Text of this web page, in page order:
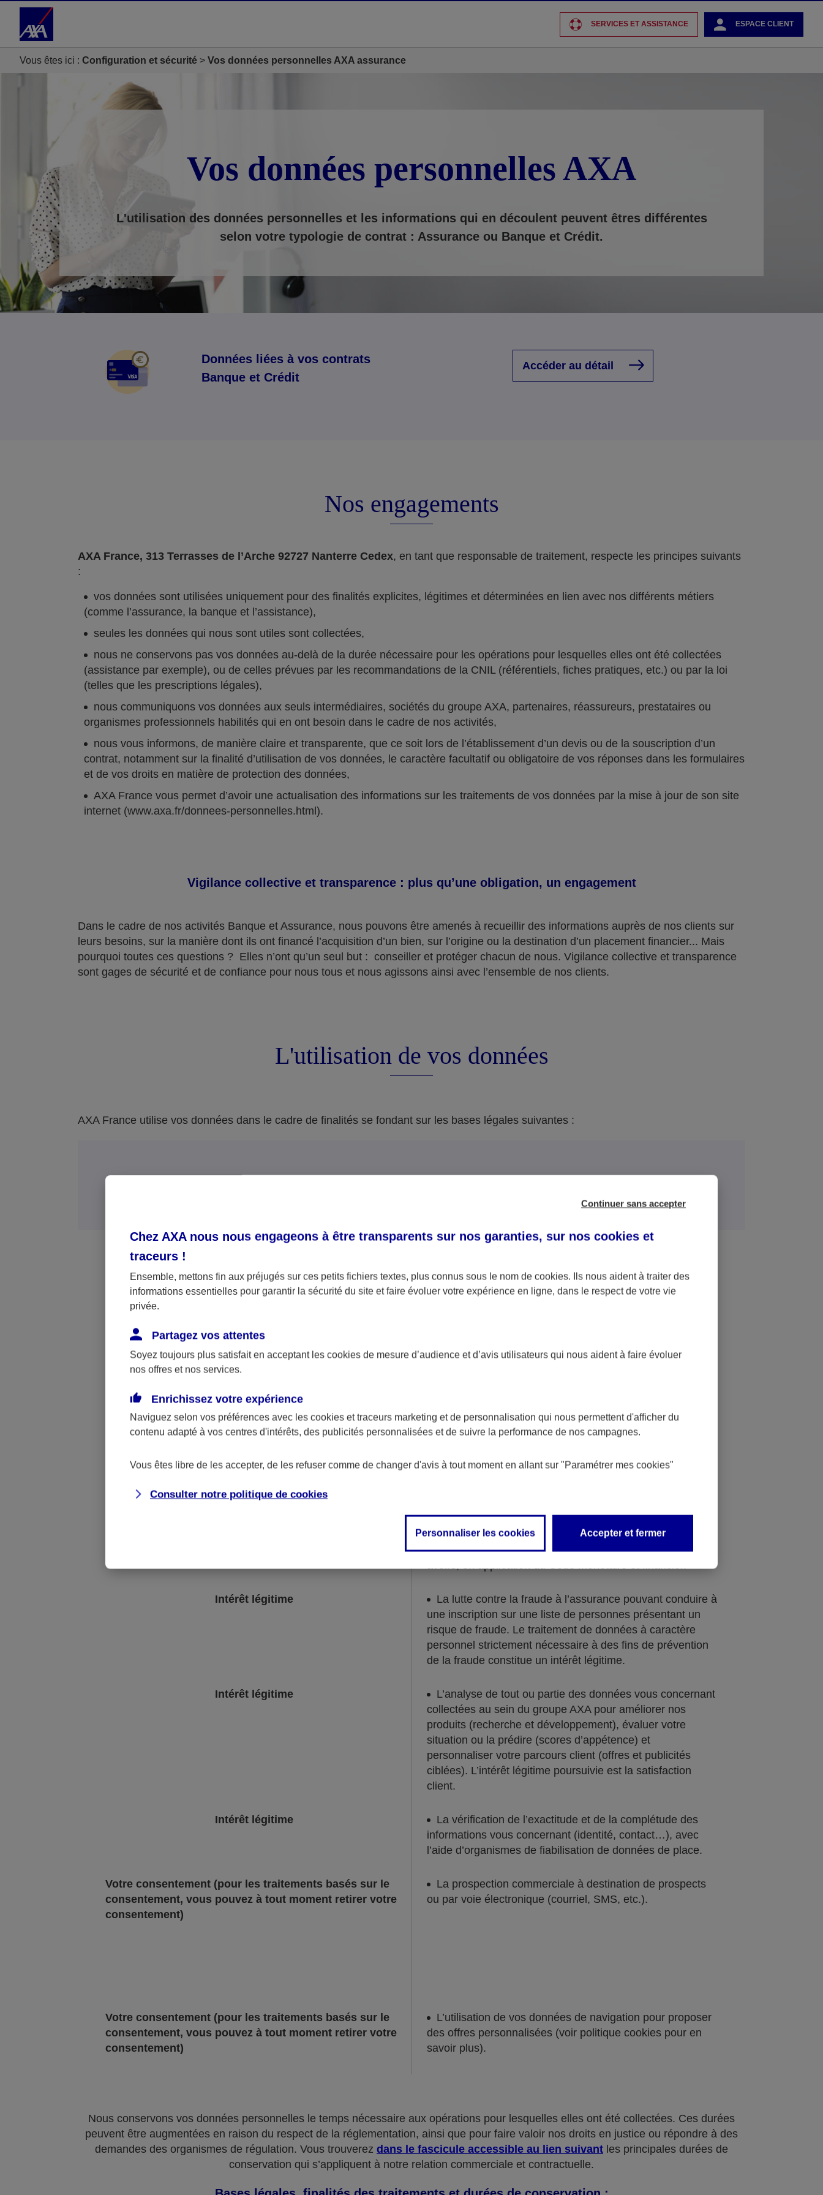
Accéder au Contenu
SERVICES ET ASSISTANCE ESPACE CLIENT
Vous êtes ici : Configuration et sécurité Vos données personnelles AXA assurance
Vos données personnelles AXA
L'utilisation des données personnelles et les informations qui en découlent peuvent êtres différentes
selon votre typologie de contrat : Assurance ou Banque et Crédit.
Données liées à vos contrats
Banque et Crédit
Accéder au détail
Nos engagements
AXA France, 313 Terrasses de l’Arche 92727 Nanterre Cedex, en tant que responsable de traitement, respecte les principes suivants
:
vos données sont utilisées uniquement pour des finalités explicites, légitimes et déterminées en lien avec nos différents métiers
(comme l’assurance, la banque et l’assistance),
seules les données qui nous sont utiles sont collectées,
nous ne conservons pas vos données au-delà de la durée nécessaire pour les opérations pour lesquelles elles ont été collectées
(assistance par exemple), ou de celles prévues par les recommandations de la CNIL (référentiels, fiches pratiques, etc.) ou par la loi
(telles que les prescriptions légales),
nous communiquons vos données aux seuls intermédiaires, sociétés du groupe AXA, partenaires, réassureurs, prestataires ou
organismes professionnels habilités qui en ont besoin dans le cadre de nos activités,
nous vous informons, de manière claire et transparente, que ce soit lors de l’établissement d’un devis ou de la souscription d’un
contrat, notamment sur la finalité d’utilisation de vos données, le caractère facultatif ou obligatoire de vos réponses dans les formulaires
et de vos droits en matière de protection des données,
AXA France vous permet d’avoir une actualisation des informations sur les traitements de vos données par la mise à jour de son site
internet (www.axa.fr/donnees-personnelles.html).
Vigilance collective et transparence : plus qu’une obligation, un engagement
Dans le cadre de nos activités Banque et Assurance, nous pouvons être amenés à recueillir des informations auprès de nos clients sur
leurs besoins, sur la manière dont ils ont financé l’acquisition d’un bien, sur l’origine ou la destination d’un placement financier... Mais
pourquoi toutes ces questions ? Elles n’ont qu’un seul but : conseiller et protéger chacun de nous. Vigilance collective et transparence
sont gages de sécurité et de confiance pour nous tous et nous agissons ainsi avec l’ensemble de nos clients.
L'utilisation de vos données
AXA France utilise vos données dans le cadre de finalités se fondant sur les bases légales suivantes :
Exécution du contrat ou de mesures précontractuelles
la passation, la gestion (y compris commerciale) et
au Registre National d’Identification des Personnes
Physiques (RNIPP) dans les conditions requises ;
en assurance afin de proposer des contrats adaptés à
condamnations et mesures de sûreté soit au moment de la
souscription du contrat d’assurance, soit en cours de son
et contentieux.
Respect de nos obligations légales et réglementaires
financement du terrorisme, avec la mise en place d’une
surveillance des contrats pouvant aboutir à la rédaction
d’une déclaration de soupçon ou à une mesure de gel des
avoirs, en application du Code monétaire et financier.
Intérêt légitime
La lutte contre la fraude à l’assurance pouvant conduire à
une inscription sur une liste de personnes présentant un
risque de fraude. Le traitement de données à caractère
personnel strictement nécessaire à des fins de prévention
de la fraude constitue un intérêt légitime.
Intérêt légitime
L’analyse de tout ou partie des données vous concernant
collectées au sein du groupe AXA pour améliorer nos
produits (recherche et développement), évaluer votre
situation ou la prédire (scores d’appétence) et
personnaliser votre parcours client (offres et publicités
ciblées). L’intérêt légitime poursuivie est la satisfaction
client.
Intérêt légitime
La vérification de l’exactitude et de la complétude des
informations vous concernant (identité, contact…), avec
l’aide d’organismes de fiabilisation de données de place.
Votre consentement (pour les traitements basés sur le
consentement, vous pouvez à tout moment retirer votre
consentement)
La prospection commerciale à destination de prospects
ou par voie électronique (courriel, SMS, etc.).
Votre consentement (pour les traitements basés sur le
consentement, vous pouvez à tout moment retirer votre
consentement)
L’utilisation de vos données de navigation pour proposer
des offres personnalisées (voir politique cookies pour en
savoir plus).
Nous conservons vos données personnelles le temps nécessaire aux opérations pour lesquelles elles ont été collectées. Ces durées
peuvent être augmentées en raison du respect de la réglementation, ainsi que pour faire valoir nos droits en justice ou répondre à des
demandes des organismes de régulation. Vous trouverez dans le fascicule accessible au lien suivant les principales durées de
conservation qui s’appliquent à notre relation commerciale et contractuelle.
Continuer sans accepter
Chez AXA nous nous engageons à être transparents sur nos garanties, sur nos cookies et
traceurs !
Ensemble, mettons fin aux préjugés sur ces petits fichiers textes, plus connus sous le nom de cookies. Ils nous aident à traiter des
informations essentielles pour garantir la sécurité du site et faire évoluer votre expérience en ligne, dans le respect de votre vie
privée.
Partagez vos attentes
Soyez toujours plus satisfait en acceptant les cookies de mesure d’audience et d’avis utilisateurs qui nous aident à faire évoluer
nos offres et nos services.
Enrichissez votre expérience
Naviguez selon vos préférences avec les cookies et traceurs marketing et de personnalisation qui nous permettent d'afficher du
contenu adapté à vos centres d'intérêts, des publicités personnalisées et de suivre la performance de nos campagnes.
Vous êtes libre de les accepter, de les refuser comme de changer d'avis à tout moment en allant sur "Paramétrer mes cookies"
Consulter notre politique de cookies
Personnaliser les cookies Accepter et fermer